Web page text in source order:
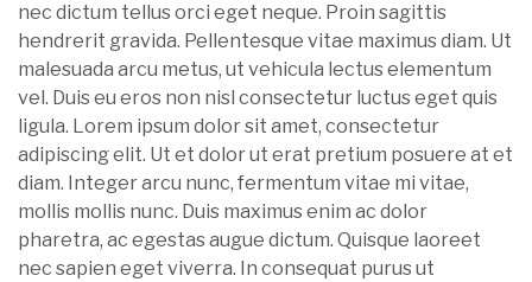
nec dictum tellus orci eget neque. Proin sagittis
hendrerit gravida. Pellentesque vitae maximus diam. Ut
malesuada arcu metus, ut vehicula lectus elementum
vel. Duis eu eros non nisl consectetur luctus eget quis
ligula. Lorem ipsum dolor sit amet, consectetur
adipiscing elit. Ut et dolor ut erat pretium posuere at et
diam. Integer arcu nunc, fermentum vitae mi vitae,
mollis mollis nunc. Duis maximus enim ac dolor
pharetra, ac egestas augue dictum. Quisque laoreet
nec sapien eget viverra. In consequat purus ut